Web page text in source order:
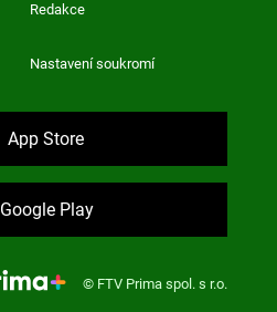
Redakce
Nastavení soukromí
App Store
Google Play
© FTV Prima spol. s r.o.